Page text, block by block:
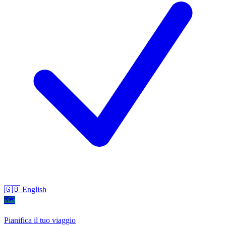
🇬🇧 English
🗺
Pianifica il tuo viaggio